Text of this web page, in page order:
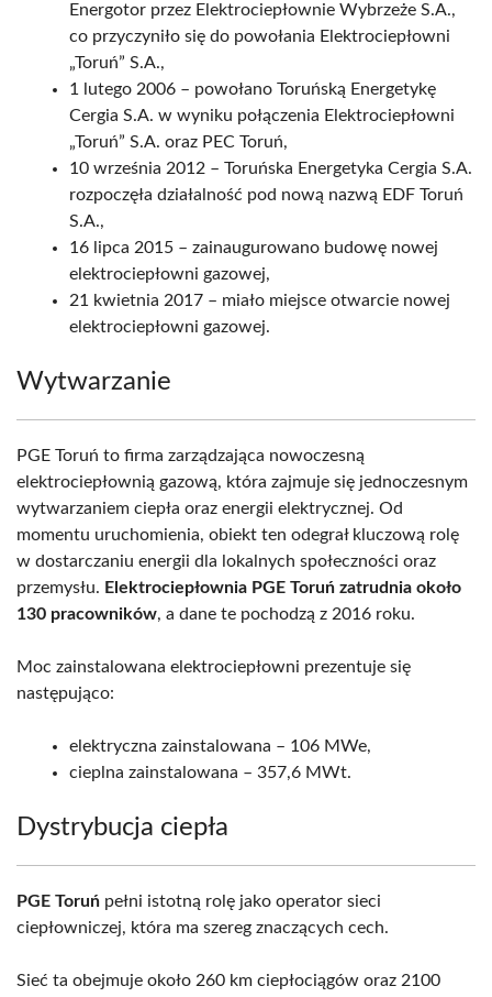
Energotor przez Elektrociepłownie Wybrzeże S.A.,
co przyczyniło się do powołania Elektrociepłowni
„Toruń” S.A.,
1 lutego 2006 – powołano Toruńską Energetykę
Cergia S.A. w wyniku połączenia Elektrociepłowni
„Toruń” S.A. oraz PEC Toruń,
10 września 2012 – Toruńska Energetyka Cergia S.A.
rozpoczęła działalność pod nową nazwą EDF Toruń
S.A.,
16 lipca 2015 – zainaugurowano budowę nowej
elektrociepłowni gazowej,
21 kwietnia 2017 – miało miejsce otwarcie nowej
elektrociepłowni gazowej.
Wytwarzanie
PGE Toruń to firma zarządzająca nowoczesną
elektrociepłownią gazową, która zajmuje się jednoczesnym
wytwarzaniem ciepła oraz energii elektrycznej. Od
momentu uruchomienia, obiekt ten odegrał kluczową rolę
w dostarczaniu energii dla lokalnych społeczności oraz
przemysłu. Elektrociepłownia PGE Toruń zatrudnia około
130 pracowników, a dane te pochodzą z 2016 roku.
Moc zainstalowana elektrociepłowni prezentuje się
następująco:
elektryczna zainstalowana – 106 MWe,
cieplna zainstalowana – 357,6 MWt.
Dystrybucja ciepła
PGE Toruń pełni istotną rolę jako operator sieci
ciepłowniczej, która ma szereg znaczących cech.
Sieć ta obejmuje około 260 km ciepłociągów oraz 2100